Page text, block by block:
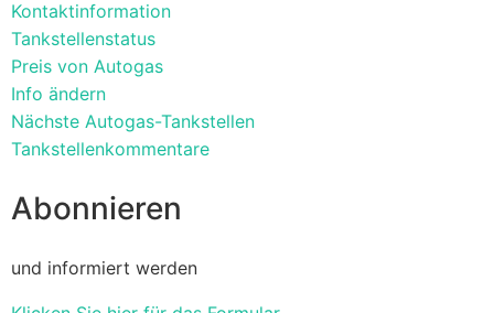
Kontaktinformation
Tankstellenstatus
Preis von Autogas
Info ändern
Nächste Autogas-Tankstellen
Tankstellenkommentare
Abonnieren
und informiert werden